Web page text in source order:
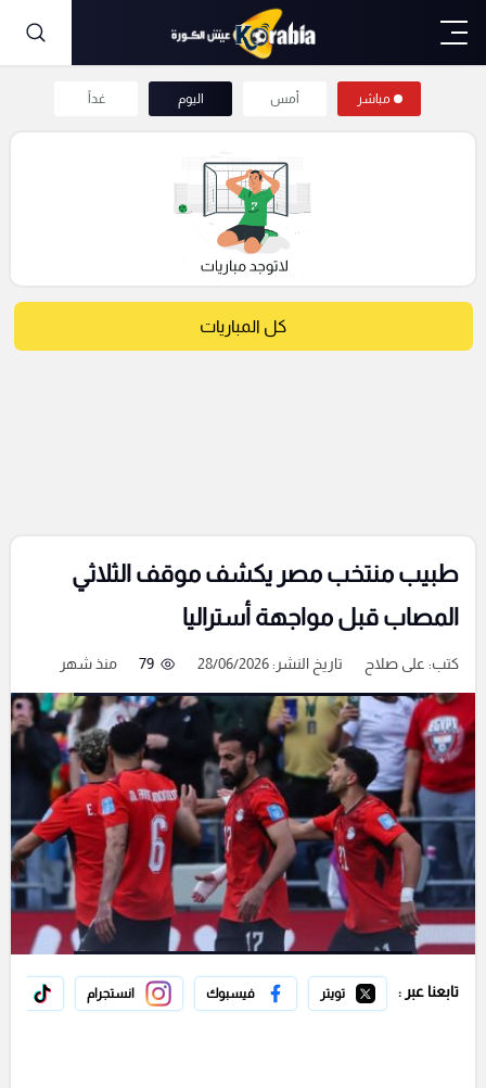
مباشر أمس اليوم غداً
كل المباريات
طبيب منتخب مصر يكشف موقف الثلاثي
المصاب قبل مواجهة أستراليا
كتب: على صلاح تاريخ النشر: 28/06/2026 79 منذ شهر
تابعنا عبر : تويتر فيسبوك انستجرام